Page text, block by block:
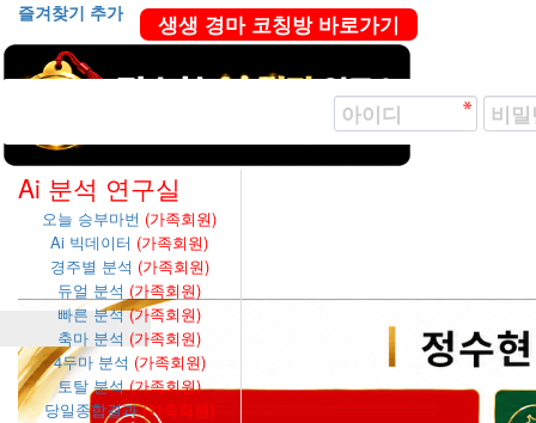
즐겨찾기 추가 생생 경마 코칭방 바로가기
Ai 분석 연구실
오늘 승부마번 (가족회원)
Ai 빅데이터 (가족회원)
경주별 분석 (가족회원)
듀얼 분석 (가족회원)
빠른 분석(가족회원)
축마 분석 (가족회원)
4두마 분석 (가족회원)
토탈 분석(가족회원)
당일종합결과(가족회원)